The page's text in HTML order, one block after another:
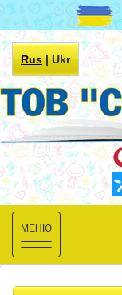
Rus|Ukr
Toggle
navigation